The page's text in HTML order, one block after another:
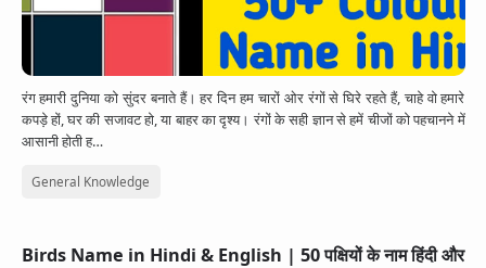
रंग हमारी दुनिया को सुंदर बनाते हैं। हर दिन हम चारों ओर रंगों से घिरे रहते हैं, चाहे वो हमारे
कपड़े हों, घर की सजावट हो, या बाहर का दृश्य। रंगों के सही ज्ञान से हमें चीजों को पहचानने में
आसानी होती ह…
General Knowledge
Birds Name in Hindi & English | 50 पक्षियों के नाम हिंदी और